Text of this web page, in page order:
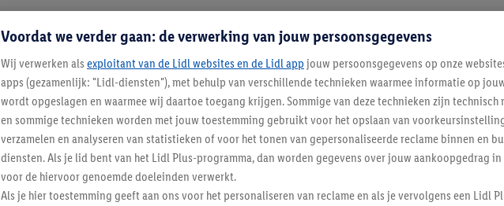
Voordat we verder gaan: de verwerking van jouw persoonsgegevens
Wij verwerken als exploitant van de Lidl websites en de Lidl app jouw persoonsgegevens op onze
apps (gezamenlijk: "Lidl-diensten"), met behulp van verschillende technieken waarmee informatie op
wordt opgeslagen en waarmee wij daartoe toegang krijgen. Sommige van deze technieken zijn technisch
en sommige technieken worden met jouw toestemming gebruikt voor het opslaan van
verzamelen en analyseren van statistieken of voor het tonen van gepersonaliseerde reclame binnen en
diensten. Als je lid bent van het Lidl Plus-programma, dan worden gegevens over jouw aankoopgedrag
voor de hiervoor genoemde doeleinden verwerkt.
Als je hier toestemming geeft aan ons voor het personaliseren van reclame en als je vervolgens een Lidl